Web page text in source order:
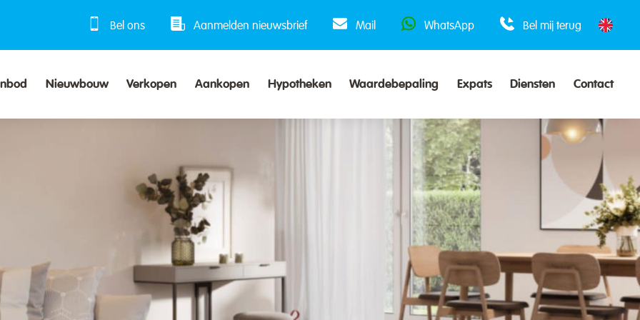
Bel ons Aanmelden nieuwsbrief Mail WhatsApp Bel mij terug
Nieuwbouw Verkopen Aankopen Hypotheken Waardebepaling Expats Diensten Contact